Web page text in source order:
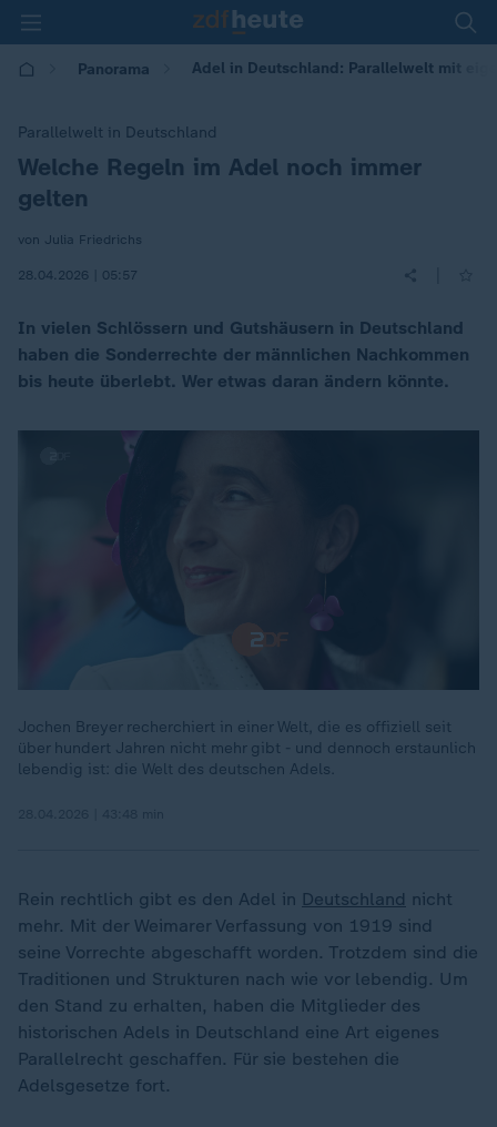
Panorama Adel in Deutschland: Parallelwelt mit
Parallelwelt in Deutschland
:
Welche Regeln im Adel noch immer
gelten
von Julia Friedrichs
28.04.2026 | 05:57
In vielen Schlössern und Gutshäusern in Deutschland
haben die Sonderrechte der männlichen Nachkommen
bis heute überlebt. Wer etwas daran ändern könnte.
00:18
Jochen Breyer recherchiert in einer Welt, die es offiziell seit
über hundert Jahren nicht mehr gibt - und dennoch erstaunlich
lebendig ist: die Welt des deutschen Adels.
Rein rechtlich gibt es den Adel in Deutschland nicht
mehr. Mit der Weimarer Verfassung von 1919 sind
seine Vorrechte abgeschafft worden. Trotzdem sind die
Traditionen und Strukturen nach wie vor lebendig. Um
den Stand zu erhalten, haben die Mitglieder des
historischen Adels in Deutschland eine Art eigenes
Parallelrecht geschaffen. Für sie bestehen die
Adelsgesetze fort.